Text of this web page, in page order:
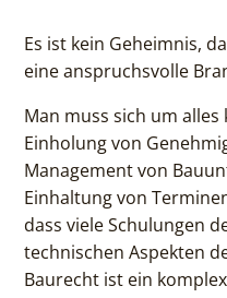
Es ist kein Geheimnis,
eine anspruchsvolle
Man muss sich um
Einholung von
Management von
Einhaltung von
dass viele Schulungen
technischen Aspekten
Baurecht ist ein